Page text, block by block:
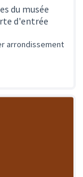
du musée
d'entrée
arrondissement